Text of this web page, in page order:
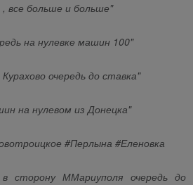
все больше и больше"
на нулевке машин 100"
очередь до ставка"
на нулевом из Донецка"
#Перлына #Еленовка
сторону ММариуполя очередь до